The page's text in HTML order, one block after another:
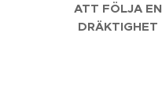
ATT FÖLJA EN
DRÄKTIGHET